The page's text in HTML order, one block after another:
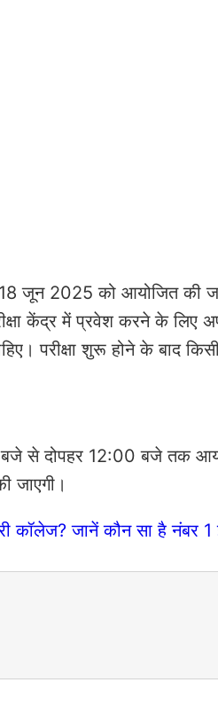
जून 2025 को आयोजित की
केंद्र में प्रवेश करने के लिए
परीक्षा शुरू होने के बाद किसी
बजे से दोपहर 12:00 बजे तक
जाएगी।
कॉलेज? जानें कौन सा है नंबर 1